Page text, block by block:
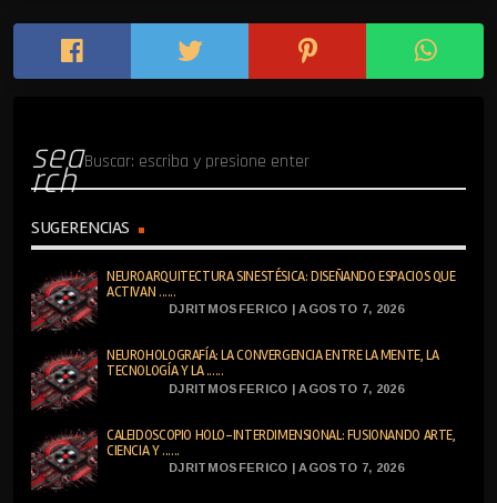
sea
rch
SUGERENCIAS
NEUROARQUITECTURA SINESTÉSICA: DISEÑANDO ESPACIOS QUE
ACTIVAN ......
DJRITMOSFERICO | AGOSTO 7, 2026
NEUROHOLOGRAFÍA: LA CONVERGENCIA ENTRE LA MENTE, LA
TECNOLOGÍA Y LA ......
DJRITMOSFERICO | AGOSTO 7, 2026
CALEIDOSCOPIO HOLO-INTERDIMENSIONAL: FUSIONANDO ARTE,
CIENCIA Y ......
DJRITMOSFERICO | AGOSTO 7, 2026